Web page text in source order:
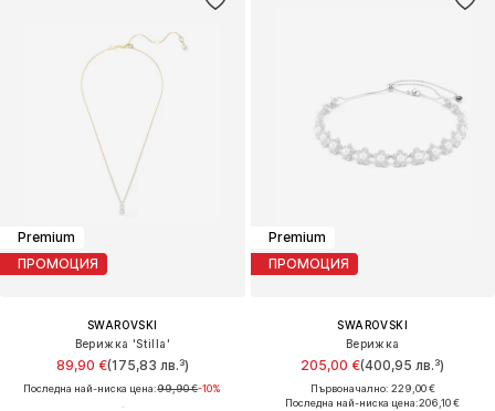
Premium
ПРОМОЦИЯ
SWAROVSKI
Верижка 'Stilla'
89,90 €(175,83 лв.³)
Последна най-ниска цена:99,90 €-10%
Premium
ПРОМОЦИЯ
SWAROVSKI
Верижка
205,00 €(400,95 лв.³)
Първоначално: 229,00 €
Последна най-ниска цена:206,10 €